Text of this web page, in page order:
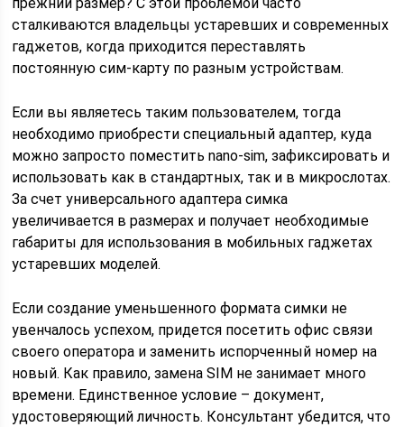
сталкиваются владельцы устаревших и современных
гаджетов, когда приходится переставлять
постоянную сим-карту по разным устройствам.
Если вы являетесь таким пользователем, тогда
необходимо приобрести специальный адаптер, куда
можно запросто поместить nano-sim, зафиксировать и
использовать как в стандартных, так и в микрослотах.
За счет универсального адаптера симка
увеличивается в размерах и получает необходимые
габариты для использования в мобильных гаджетах
устаревших моделей.
Если создание уменьшенного формата симки не
увенчалось успехом, придется посетить офис связи
своего оператора и заменить испорченный номер на
новый. Как правило, замена SIM не занимает много
времени. Единственное условие – документ,
удостоверяющий личность. Консультант убедится, что